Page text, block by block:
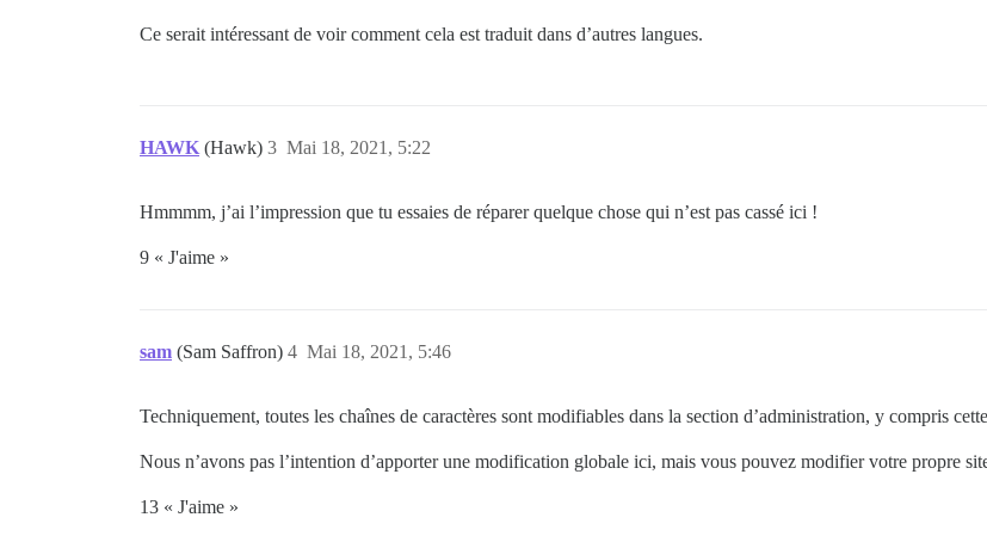
Ce serait intéressant de voir comment cela est traduit dans d’autres langues.
HAWK (Hawk) Mai 18, 2021, 5:22
3
Hmmmm, j’ai l’impression que tu essaies de réparer quelque chose qui n’est pas cassé ici !
9 « J'aime »
sam (Sam Saffron) Mai 18, 2021, 5:46
4
Techniquement, toutes les chaînes de caractères sont modifiables dans la section d’administration, y compris
Nous n’avons pas l’intention d’apporter une modification globale ici, mais vous pouvez modifier votre propre
13 « J'aime »